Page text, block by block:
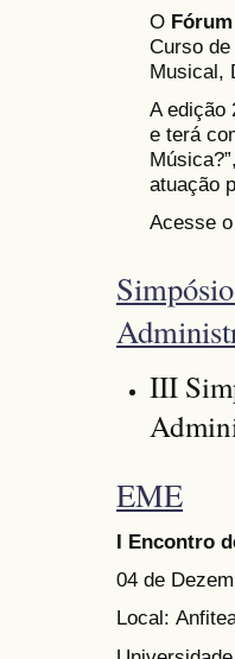
O
Curso
Musical,
A edição
e terá
atuação
Acesse
III
EME
I Encontro
04 de
Local: